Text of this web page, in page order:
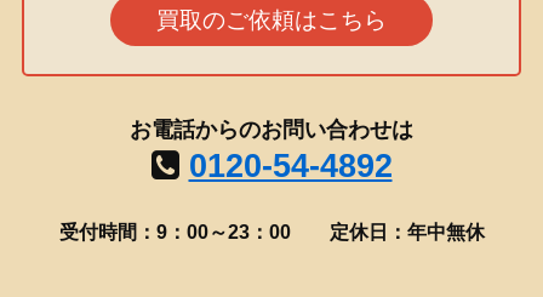
買取のご依頼はこちら
お電話からのお問い合わせは
0120-54-4892
受付時間：9：00～23：00 定休日：年中無休